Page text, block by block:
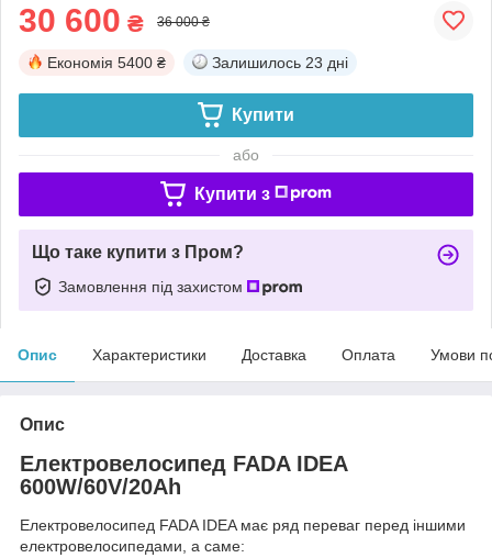
30 600 ₴ 36 000 ₴
Економія 5400 ₴ Залишилось 23 дні
Купити
або
Купити з
Що таке купити з Пром?
Замовлення під захистом
Опис Характеристики Доставка Оплата Умови
Опис
Електровелосипед FADA IDEA
600W/60V/20Ah
Електровелосипед FADA IDEA має ряд переваг перед іншими
електровелосипедами, а саме: